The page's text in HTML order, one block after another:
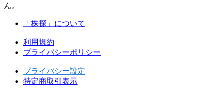
ん。
「株探」について
|
利用規約
プライバシーポリシー
|
プライバシー設定
特定商取引表示